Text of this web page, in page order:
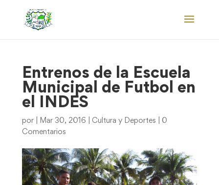
Entrenos de la Escuela
Municipal de Futbol en
el INDES
por Mar 30, 2016 Cultura y Deportes
0
Comentarios